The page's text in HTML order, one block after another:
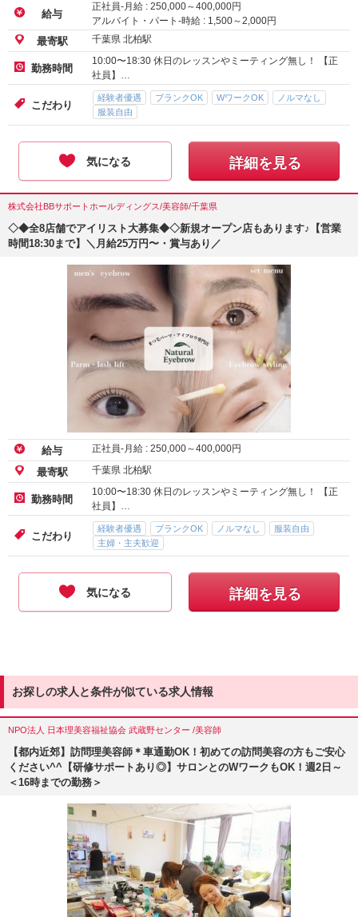
給与
正社員-月給 : 250,000～400,000円
アルバイト・パート-時給 : 1,500～2,000円
最寄駅 千葉県 北柏駅
勤務時間
10:00〜18:30 休日のレッスンやミーティング無し！ 【正
社員】…
こだわり
経験者優遇 ブランクOK WワークOK
ノルマなし
服装自由
気になる 詳細を見る
株式会社BBサポートホールディングス/美容師/千葉県
◇◆全8店舗でアイリスト大募集◆◇新規オープン店もあります♪【営業
時間18:30まで】＼月給25万円〜・賞与あり／
給与 正社員-月給 : 250,000～400,000円
最寄駅 千葉県 北柏駅
勤務時間
10:00〜18:30 休日のレッスンやミーティング無し！ 【正
社員】…
こだわり
経験者優遇 ブランクOK ノルマなし
服装自由
主婦・主夫歓迎
気になる 詳細を見る
お探しの求人と条件が似ている求人情報
NPO法人 日本理美容福祉協会 武蔵野センター /美容師
【都内近郊】訪問理美容師＊車通勤OK！初めての訪問美容の方もご安心
ください^^【研修サポートあり◎】サロンとのWワークもOK！週2日～
＜16時までの勤務＞